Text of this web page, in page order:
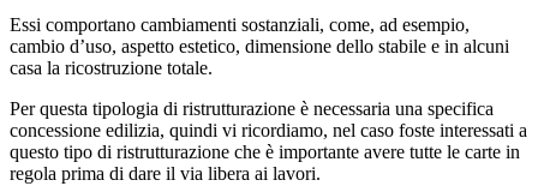
Essi comportano cambiamenti sostanziali, come, ad esempio,
cambio d’uso, aspetto estetico, dimensione dello stabile e in alcuni
casa la ricostruzione totale.
Per questa tipologia di ristrutturazione è necessaria una specifica
concessione edilizia, quindi vi ricordiamo, nel caso foste interessati a
questo tipo di ristrutturazione che è importante avere tutte le carte in
regola prima di dare il via libera ai lavori.